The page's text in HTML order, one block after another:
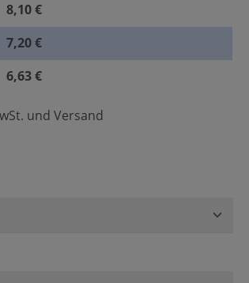
8,10 €
7,20 €
6,63 €
und Versand